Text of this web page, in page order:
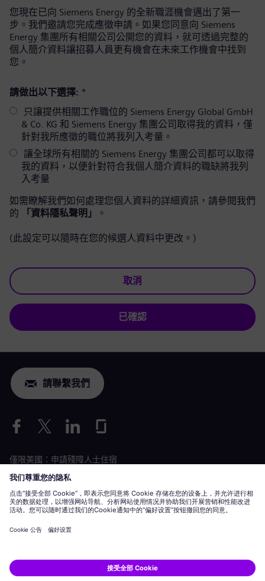
您現在已向 Siemens Energy 的全新職涯機會邁出了第一
步。我們邀請您完成應徵申請。如果您同意向 Siemens
Energy 集團所有相關公司公開您的資料，就可透過完整的
個人簡介資料讓招募人員更有機會在未來工作機會中找到
您。
請做出以下選擇: *
只讓提供相關工作職位的 Siemens Energy Global GmbH
& Co. KG 和 Siemens Energy 集團公司取得我的資料，僅
針對我所應徵的職位將我列入考量。
讓全球所有相關的 Siemens Energy 集團公司都可以取得
我的資料，以便針對符合我個人簡介資料的職缺將我列
入考量
如需瞭解我們如何處理您個人資料的詳細資訊，請參閱我們
的
「資料隱私聲明」 。
(此設定可以隨時在您的候選人資料中更改。)
取消
已確認
請聯繫我們
僅限美國：申請殘障人士住宿
勞動條件申請
Siemens Energy 是 Siemens AG 授權的商標。